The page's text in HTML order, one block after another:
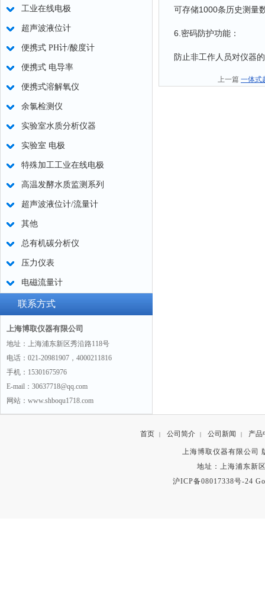
工业在线电极
超声波液位计
便携式 PH计/酸度计
便携式 电导率
便携式溶解氧仪
余氯检测仪
实验室水质分析仪器
实验室 电极
特殊加工工业在线电极
高温发酵水质监测系列
超声波液位计/流量计
其他
总有机碳分析仪
压力仪表
电磁流量计
联系方式
上海博取仪器有限公司
地址：上海浦东新区秀沿路118号
电话：021-20981907，4000211816
手机：15301675976
E-mail：30637718@qq.com
网站：www.shboqu1718.com
可存储1000条历史测量
6.密码防护功能：
防止非工作人员对仪器
上一篇 一体式
首页 | 公司简介 | 公司新闻 | 产品
上海博取仪器有限公司
地址：上海浦东新
沪ICP备08017338号-24